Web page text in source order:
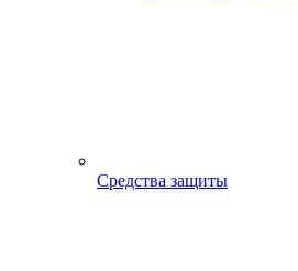
Средства защиты